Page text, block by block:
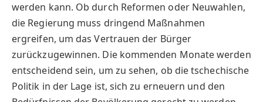
werden kann. Ob durch Reformen oder Neuwahlen,
die Regierung muss dringend Maßnahmen
ergreifen, um das Vertrauen der Bürger
zurückzugewinnen. Die kommenden Monate werden
entscheidend sein, um zu sehen, ob die tschechische
Politik in der Lage ist, sich zu erneuern und den